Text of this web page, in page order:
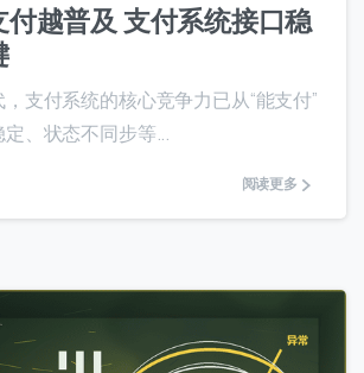
越普及 支付系统接口稳
支付系统的核心竞争力已从“能支付”
、状态不同步等...
阅读更多